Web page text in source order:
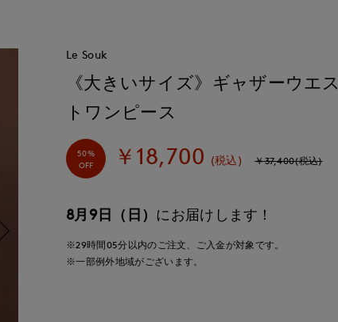
Le Souk
《大きいサイズ》ギャザーウエス
トワンピース
50%
OFF
￥18,700 (税込) ￥37,400(税込)
8月9日（日） にお届けします！
※29時間05分以内のご注文、ご入金が対象です。
※一部例外地域がございます。